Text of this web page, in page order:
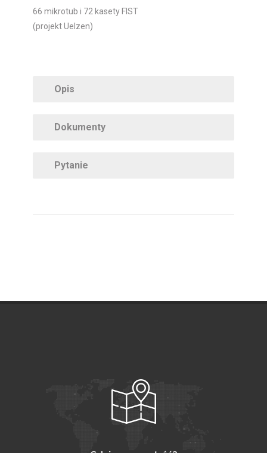
66 mikrotub i 72 kasety FIST
(projekt Uelzen)
Opis
Dokumenty
Pytanie